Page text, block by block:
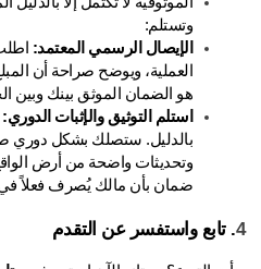
وتستلم:
الإيصال الرسمي المعتمد:
هو الضمان الموثق بينك وبين
استلم التوثيق والإثبات الدوري:
ضمان بأن مالك يُصرف فعلاً في
تابع واستفسر عن التقدم